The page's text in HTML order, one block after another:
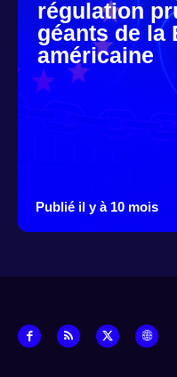
régulation
géants de la
américaine
Publié il y à 10 mois